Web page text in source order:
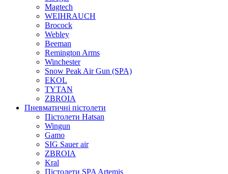
Magtech
WEIHRAUCH
Brocock
Webley
Beeman
Remington Arms
Winchester
Snow Peak Air Gun (SPA)
EKOL
TYTAN
ZBROIA
Пневматичні пістолети
Пістолети Hatsan
Wingun
Gamo
SIG Sauer air
ZBROIA
Kral
Пістолети SPA Artemis